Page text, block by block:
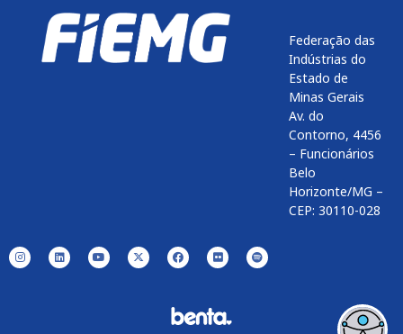
Federação das
Indústrias do
Estado de
Minas Gerais
Av. do
Contorno, 4456
– Funcionários
Belo
Horizonte/MG –
CEP: 30110-028